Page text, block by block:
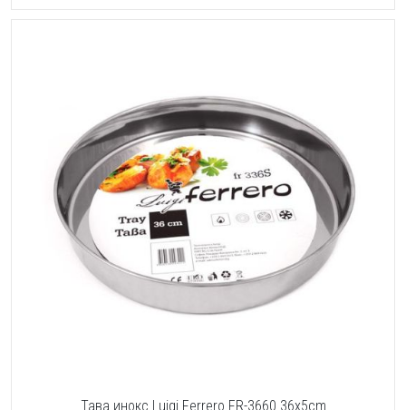
Тава инокс Luigi Ferrero FR-3660 36x5cm